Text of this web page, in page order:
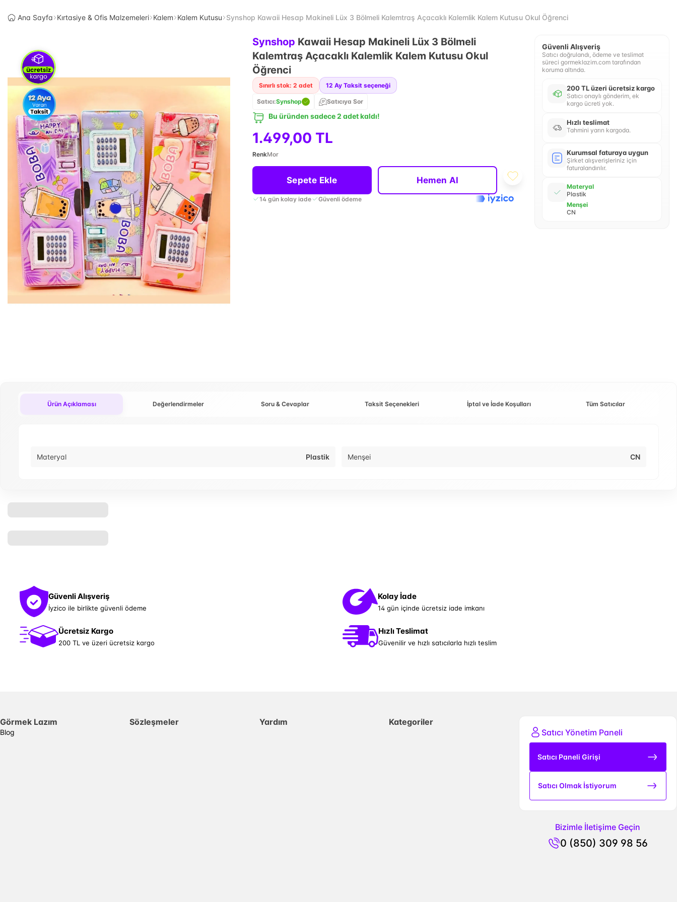
Ana Sayfa Kırtasiye & Ofis Malzemeleri Kalem Kalem Kutusu Synshop Kawaii Hesap Makineli Lüx 3 Bölmeli Kalemtraş Açacaklı Kalemlik Kalem Kutusu Okul Öğrenci
Synshop Kawaii Hesap Makineli Lüx 3 Bölmeli
Kalemtraş Açacaklı Kalemlik Kalem Kutusu Okul
Öğrenci
Sınırlı stok: 2 adet 12 Ay Taksit seçeneği
Satıcı:Synshop Satıcıya Sor
Bu üründen sadece 2 adet kaldı!
1.499,00 TL
RenkMor
Sepete Ekle Hemen Al
14 gün kolay iade Güvenli ödeme
Güvenli Alışveriş
Satıcı doğrulandı, ödeme ve teslimat
süreci gormeklazim.com tarafından
koruma altında.
200 TL üzeri ücretsiz kargo
Satıcı onaylı gönderim, ek
kargo ücreti yok.
Hızlı teslimat
Tahmini yarın kargoda.
Kurumsal faturaya uygun
Şirket alışverişleriniz için
faturalandırılır.
Materyal
Plastik
Menşei
CN
Ürün Açıklaması Değerlendirmeler Soru & Cevaplar Taksit Seçenekleri İptal ve İade Koşulları Tüm Satıcılar
Materyal Plastik Menşei CN
Güvenli Alışveriş
İyzico ile birlikte güvenli ödeme
Kolay İade
14 gün içinde ücretsiz iade imkanı
Ücretsiz Kargo
200 TL ve üzeri ücretsiz kargo
Hızlı Teslimat
Güvenilir ve hızlı satıcılarla hızlı teslim
Görmek Lazım
Blog
Sözleşmeler Yardım
Kategoriler
Satıcı Yönetim Paneli
Satıcı Paneli Girişi
Satıcı Olmak İstiyorum
Bizimle İletişime Geçin
0 (850) 309 98 56